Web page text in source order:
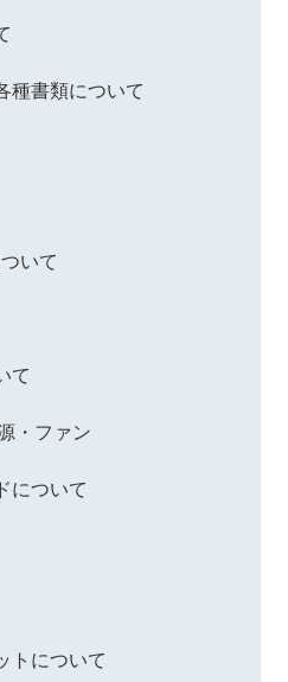
種書類について
いて
て
・ファン
について
トについて